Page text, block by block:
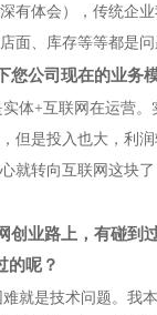
有体会），传统企
面、库存等等都是问
您公司现在的业务
实体+互联网在运营
但是投入也大，利
就转向互联网这块
创业路上，有碰到
的呢？
就是技术问题。我